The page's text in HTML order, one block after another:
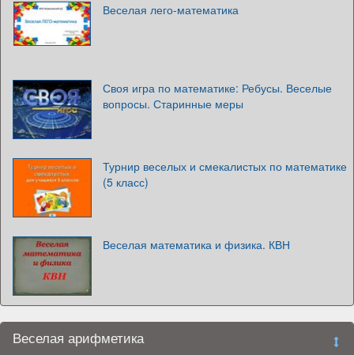
Веселая лего-математика
Своя игра по математике: Ребусы. Веселые
вопросы. Старинные меры
Турнир веселых и смекалистых по математике
(5 класс)
Веселая математика и физика. КВН
Веселая арифметика